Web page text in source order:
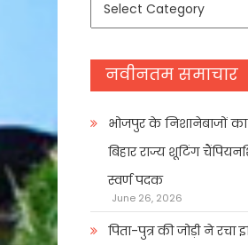
नवीनतम समाचार
भोजपुर के निशानेबाजों का
बिहार राज्य शूटिंग
स्वर्ण पदक
June 26, 2026
पिता-पुत्र की जोड़ी ने रचा